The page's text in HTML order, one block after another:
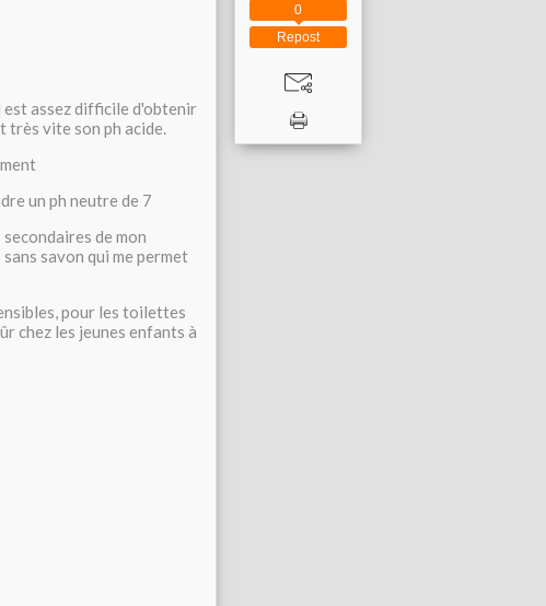
est assez difficile d'obtenir
très vite son ph acide.
un ph neutre de 7
de mon
savon qui me permet
pour les toilettes
chez les jeunes enfants à
Repost
0